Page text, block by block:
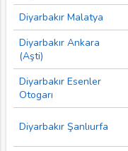
Diyarbakır Malatya
Diyarbakır Ankara
(Aşti)
Diyarbakır Esenler
Otogarı
Diyarbakır Şanlıurfa